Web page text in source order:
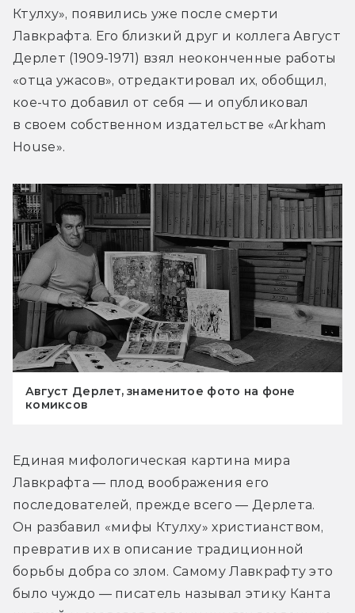
Ктулху», появились уже после смерти
Лавкрафта. Его близкий друг и коллега Август
Дерлет (1909-1971) взял неоконченные работы
«отца ужасов», отредактировал их, обобщил,
кое-что добавил от себя — и опубликовал
в своем собственном издательстве «Arkham
House».
Август Дерлет, знаменитое фото на фоне
комиксов
Единая мифологическая картина мира
Лавкрафта — плод воображения его
последователей, прежде всего — Дерлета.
Он разбавил «мифы Ктулху» христианством,
превратив их в описание традиционной
борьбы добра со злом. Самому Лавкрафту это
было чуждо — писатель называл этику Канта